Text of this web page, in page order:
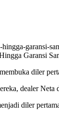
Garansi
diler
dealer Neta
diler